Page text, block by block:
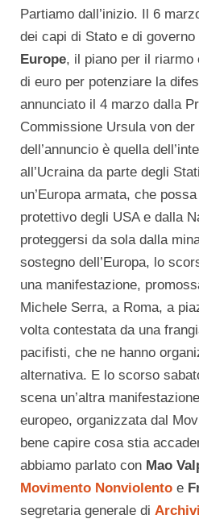
Partiamo dall’inizio. Il 6
dei capi di Stato e di governo
Europe, il piano per il riarmo
di euro per potenziare la
annunciato il 4 marzo dalla
Commissione Ursula von
dell’annuncio è quella
all’Ucraina da parte degli
un’Europa armata, che
protettivo degli USA e dalla
proteggersi da sola dalla
sostegno dell’Europa, lo
una manifestazione,
Michele Serra, a Roma, a
volta contestata da una
pacifisti, che ne hanno
alternativa. E lo scorso
scena un’altra
europeo, organizzata dal
bene capire cosa stia
abbiamo parlato con Mao
Movimento Nonviolento e
segretaria generale di